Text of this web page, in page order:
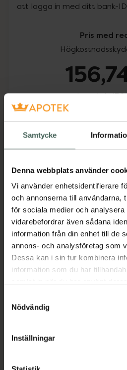
Samtycke
Denna webbplats använder
Vi använder enhetsidentifierare
och annonserna till användarna,
för sociala medier och
vidarebefordrar även sådana
information från din enhet till de
annons- och analysföretag som
Dessa kan i sin tur kombinera
information som du har
återkalla ditt samtycke via
cookieinställningar. Ett
lagligheten av behandling som
Nödvändig
Inställningar
att logga in med ditt bank-ID.
Pris med
I apotek:
Köp via ditt
Beskrivning
Läs alltid
användning.
EAN:
07046264156766